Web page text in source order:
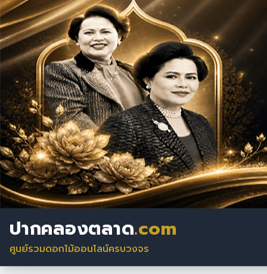
ปากคลองตลาด.com
ศูนย์รวมดอกไม้ออนไลน์ครบวงจร